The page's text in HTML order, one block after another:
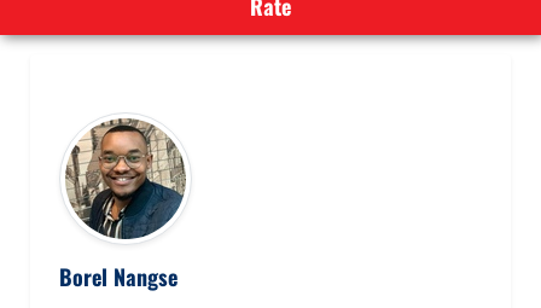
Borel Nangse